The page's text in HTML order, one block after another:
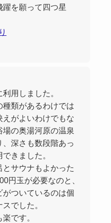
躍を願って四つ星
用しました。
種類があるわけでは
えがよいわけでもな
場の奥湯河原の温泉
、深さも数段階あっ
きました。
とサウナもよかった
円玉が必要なのと、
がついているのは個
でした。
です。